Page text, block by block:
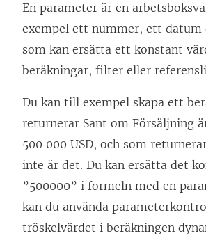
En parameter är en
exempel ett nummer, ett datum
som kan ersätta ett konstant
beräkningar, filter eller
Du kan till exempel skapa ett
returnerar Sant om Försäljning
500 000 USD, och som
inte är det. Du kan ersätta det
”500000” i formeln med en
kan du använda
tröskelvärdet i beräkningen